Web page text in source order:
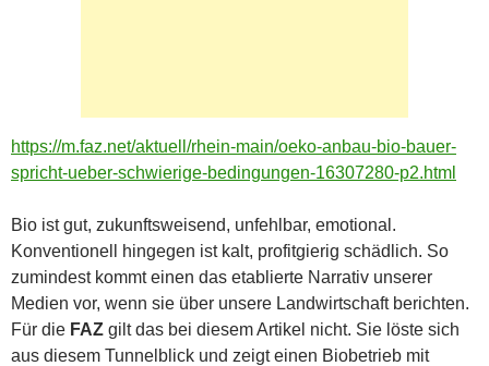
https://m.faz.net/aktuell/rhein-main/oeko-anbau-bio-bauer-
spricht-ueber-schwierige-bedingungen-16307280-p2.html
Bio ist gut, zukunftsweisend, unfehlbar, emotional.
Konventionell hingegen ist kalt, profitgierig schädlich. So
zumindest kommt einen das etablierte Narrativ unserer
Medien vor, wenn sie über unsere Landwirtschaft berichten.
Für die FAZ gilt das bei diesem Artikel nicht. Sie löste sich
aus diesem Tunnelblick und zeigt einen Biobetrieb mit